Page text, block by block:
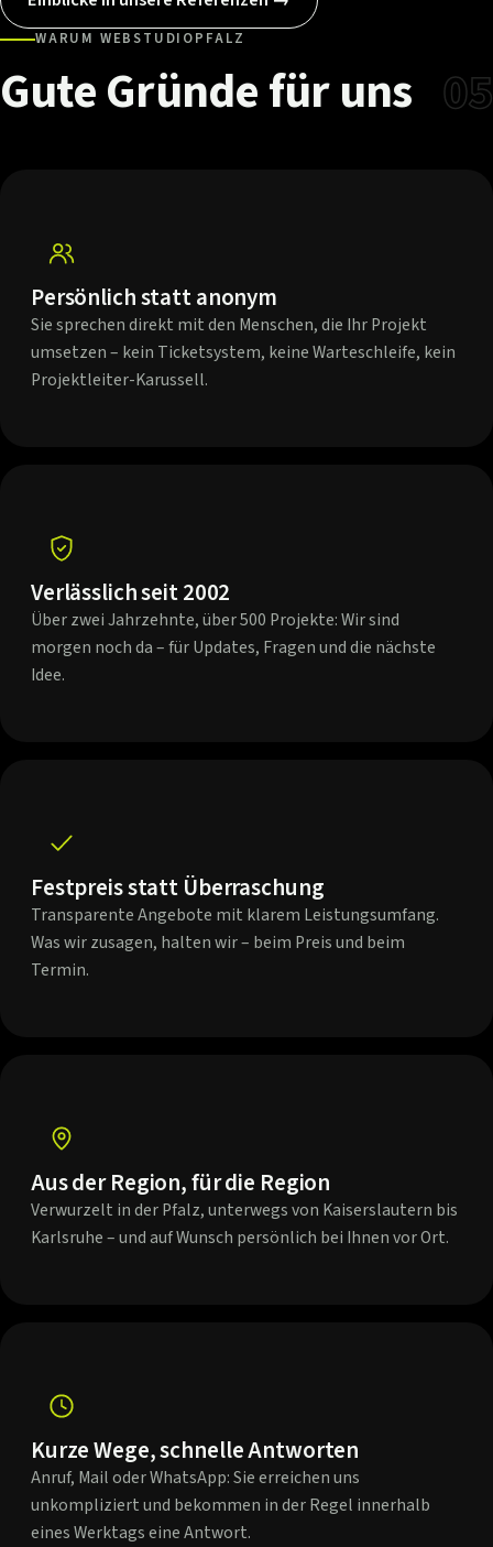
WARUM WEBSTUDIOPFALZ
GuteGründefüruns 05
Persönlich statt anonym
Sie sprechen direkt mit den Menschen, die Ihr Projekt
umsetzen – kein Ticketsystem, keine Warteschleife, kein
Projektleiter-Karussell.
Verlässlich seit 2002
Über zwei Jahrzehnte, über 500 Projekte: Wir sind
morgen noch da – für Updates, Fragen und die nächste
Idee.
Festpreis statt Überraschung
Transparente Angebote mit klarem Leistungsumfang.
Was wir zusagen, halten wir – beim Preis und beim
Termin.
Aus der Region, für die Region
Verwurzelt in der Pfalz, unterwegs von Kaiserslautern bis
Karlsruhe – und auf Wunsch persönlich bei Ihnen vor Ort.
Kurze Wege, schnelle Antworten
Anruf, Mail oder WhatsApp: Sie erreichen uns
unkompliziert und bekommen in der Regel innerhalb
eines Werktags eine Antwort.